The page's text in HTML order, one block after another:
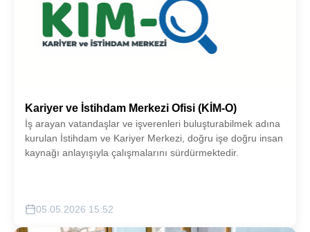
Kariyer ve İstihdam Merkezi Ofisi (KİM-O)
İş arayan vatandaşlar ve işverenleri buluşturabilmek adına
kurulan İstihdam ve Kariyer Merkezi, doğru işe doğru insan
kaynağı anlayışıyla çalışmalarını sürdürmektedir.
05.05.2026 15:52